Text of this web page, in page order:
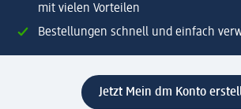
mit vielen Vorteilen
Bestellungen schnell und einfach
Jetzt Mein dm Konto